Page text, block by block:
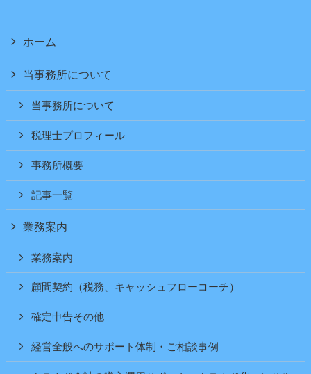
ホーム
当事務所について
当事務所について
税理士プロフィール
事務所概要
記事一覧
業務案内
業務案内
顧問契約（税務、キャッシュフローコーチ）
確定申告その他
経営全般へのサポート体制・ご相談事例